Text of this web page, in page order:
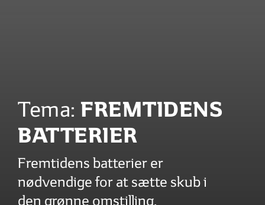
Tema: FREMTIDENS
BATTERIER
Fremtidens batterier er
nødvendige for at sætte skub i
den grønne omstilling.